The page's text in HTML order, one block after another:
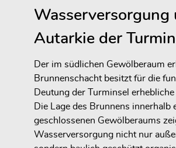
Wasserversorgung
Autarkie der
Der im südlichen Gewölberaum
Brunnenschacht besitzt für die
Deutung der Turminsel erhebliche
Die Lage des Brunnens innerhalb
geschlossenen Gewölberaums
Wasserversorgung nicht nur